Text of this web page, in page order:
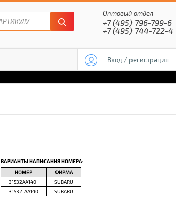
Оптовый отдел
+7 (495) 796-799-6
+7 (495) 744-722-4
Вход / регистрация
ВАРИАНТЫ НАПИСАНИЯ НОМЕРА:
НОМЕР
ФИРМА
31532AA140
SUBARU
31532-AA140
SUBARU